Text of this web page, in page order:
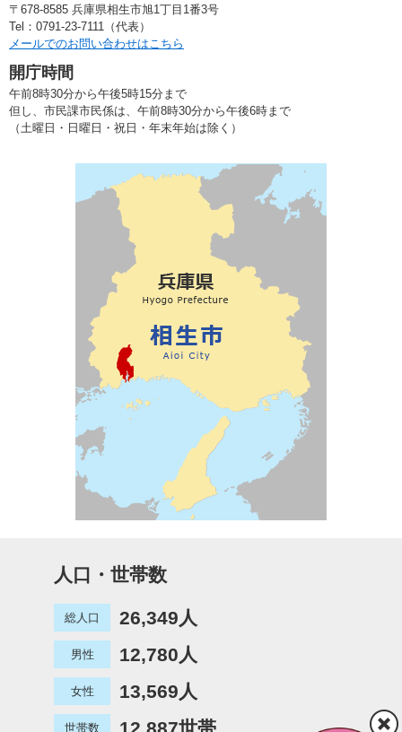
〒678-8585 兵庫県相生市旭1丁目1番3号
Tel：0791-23-7111（代表）
メールでのお問い合わせはこちら
開庁時間
午前8時30分から午後5時15分まで
但し、市民課市民係は、午前8時30分から午後6時まで
（土曜日・日曜日・祝日・年末年始は除く）
人口・世帯数
総人口 26,349人
男性 12,780人
女性 13,569人
世帯数